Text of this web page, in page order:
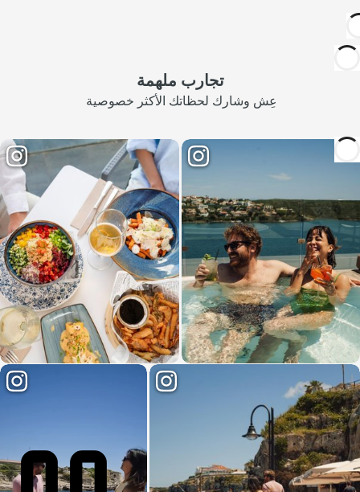
تجارب ملهمة
عِش وشارك لحظاتك الأكثر خصوصية